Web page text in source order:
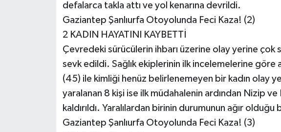
defalarca takla attı ve yol kenarına devrildi.
Gaziantep Şanlıurfa Otoyolunda Feci Kaza! (2)
2 KADIN HAYATINI KAYBETTİ
Çevredeki sürücülerin ihbarı üzerine olay yerine çok
sevk edildi. Sağlık ekiplerinin ilk incelemelerine göre
(45) ile kimliği henüz belirlenemeyen bir kadın olay
yaralanan 8 kişi ise ilk müdahalenin ardından Nizip
kaldırıldı. Yaralılardan birinin durumunun ağır olduğu
Gaziantep Şanlıurfa Otoyolunda Feci Kaza! (3)